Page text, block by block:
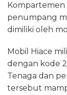
penumpang
dimiliki oleh
Mobil Hiace
dengan kode
Tenaga dan
tersebut